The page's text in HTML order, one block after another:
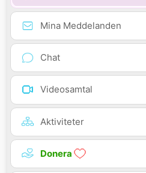
Mina Meddelanden
Chat
Videosamtal
Aktiviteter
Donera